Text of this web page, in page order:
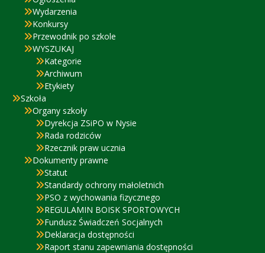
Wydarzenia
Konkursy
Przewodnik po szkole
WYSZUKAJ
Kategorie
Archiwum
Etykiety
Szkoła
Organy szkoły
Dyrekcja ZSiPO w Nysie
Rada rodziców
Rzecznik praw ucznia
Dokumenty prawne
Statut
Standardy ochrony małoletnich
PSO z wychowania fizycznego
REGULAMIN BOISK SPORTOWYCH
Fundusz Świadczeń Socjalnych
Deklaracja dostępności
Raport stanu zapewniania dostępności